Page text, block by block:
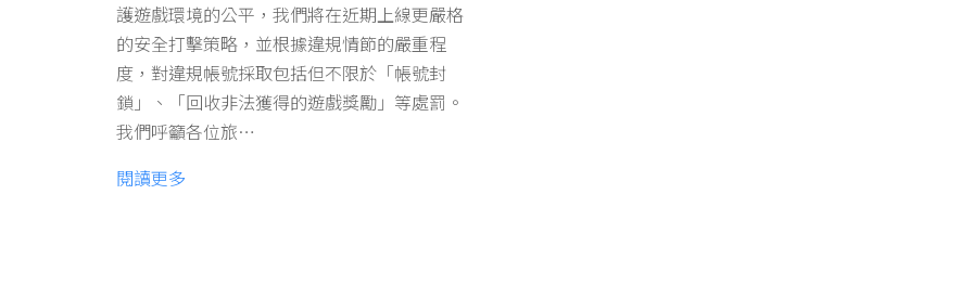
護遊戲環境的公平，我們將在近期上線更嚴格
的安全打擊策略，並根據違規情節的嚴重程
度，對違規帳號採取包括但不限於「帳號封
鎖」、「回收非法獲得的遊戲獎勵」等處罰。
我們呼籲各位旅…
閱讀更多